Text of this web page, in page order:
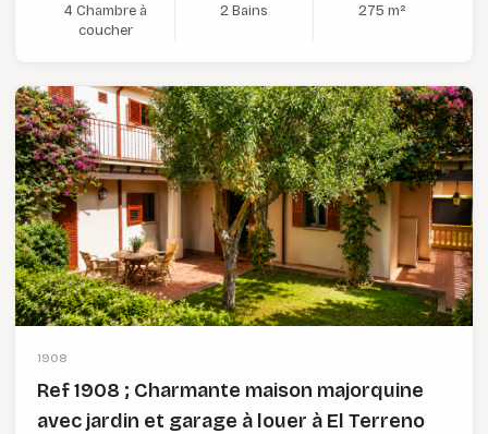
4 Chambre à
coucher
2 Bains 275 m²
1908
Ref 1908 ; Charmante maison majorquine
avec jardin et garage à louer à El Terreno